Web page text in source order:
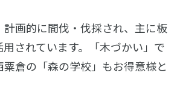
画的に間伐・伐採され、主に板
されています。「木づかい」で
倉の「森の学校」もお得意様と